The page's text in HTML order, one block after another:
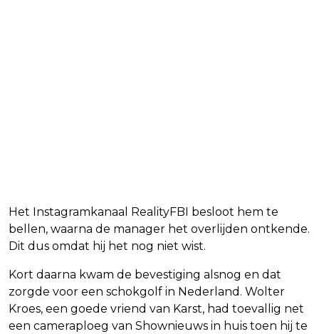
Het Instagramkanaal RealityFBI besloot hem te
bellen, waarna de manager het overlijden ontkende.
Dit dus omdat hij het nog niet wist.
Kort daarna kwam de bevestiging alsnog en dat
zorgde voor een schokgolf in Nederland. Wolter
Kroes, een goede vriend van Karst, had toevallig net
een cameraploeg van Shownieuws in huis toen hij te